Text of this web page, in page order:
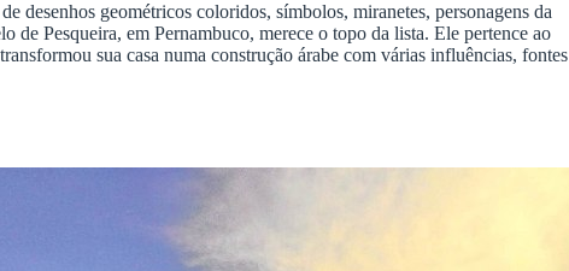
desenhos geométricos coloridos, símbolos, miranetes, personagens da
de Pesqueira, em Pernambuco, merece o topo da lista. Ele pertence ao
sua casa numa construção árabe com várias influências, fontes